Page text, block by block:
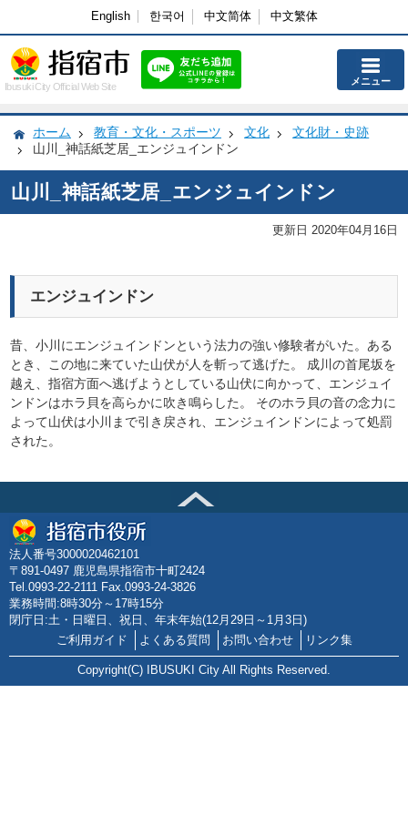
English 한국어 中文简体 中文繁体
Ibusuki City Official Web Site メニュー
ホーム 教育・文化・スポーツ 文化
文化財・史跡
山川_神話紙芝居_エンジュインドン
山川_神話紙芝居_エンジュインドン
更新日 2020年04月16日
エンジュインドン
昔、小川にエンジュインドンという法力の強い修験者がいた。ある
とき、この地に来ていた山伏が人を斬って逃げた。 成川の首尾坂を
越え、指宿方面へ逃げようとしている山伏に向かって、エンジュイ
ンドンはホラ貝を高らかに吹き鳴らした。 そのホラ貝の音の念力に
よって山伏は小川まで引き戻され、エンジュインドンによって処罰
された。
法人番号3000020462101
〒891-0497 鹿児島県指宿市十町2424
Tel.0993-22-2111 Fax.0993-24-3826
業務時間:8時30分～17時15分
閉庁日:土・日曜日、祝日、年末年始(12月29日～1月3日)
ご利用ガイド
よくある質問 お問い合わせ リンク集
Copyright(C) IBUSUKI City All Rights Reserved.